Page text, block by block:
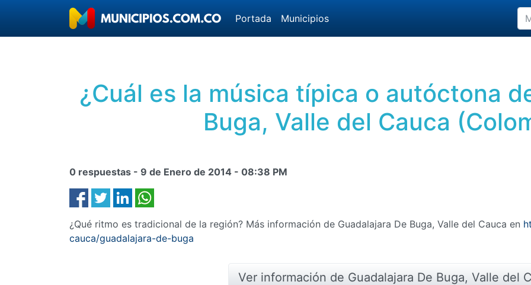
Portada Municipios
¿Cuál es la música típica o autóctona
Buga, Valle del Cauca
0 respuestas - 9 de Enero de 2014 - 08:38 PM
¿Qué ritmo es tradicional de la región? Más información de Guadalajara De Buga, Valle del Cauca en
cauca/guadalajara-de-buga
Ver información de Guadalajara De Buga, Valle del